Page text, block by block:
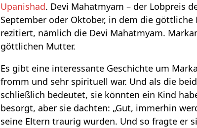
Upanishad. Devi Mahatmyam – der Lobpreis
September oder Oktober, in dem die
rezitiert, nämlich die Devi Mahatmyam.
göttlichen Mutter.
Es gibt eine interessante Geschichte um
fromm und sehr spirituell war. Und als die
schließlich bedeutet, sie könnten ein Kind
besorgt, aber sie dachten: „Gut, immerhin
seine Eltern traurig wurden. Und so fragte er